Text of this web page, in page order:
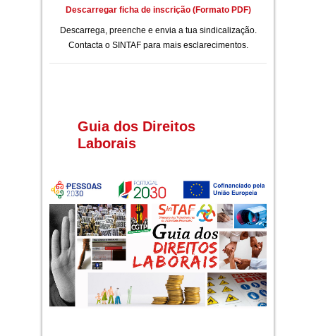
Descarregar ficha de inscrição (Formato PDF)
Descarrega, preenche e envia a tua sindicalização.
Contacta o SINTAF para mais esclarecimentos.
Guia dos Direitos
Laborais